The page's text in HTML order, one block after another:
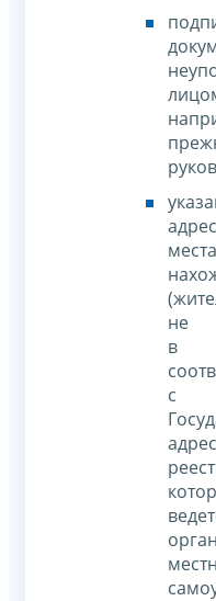
места
не
в
с